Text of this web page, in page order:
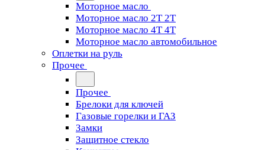
Моторное масло
Моторное масло 2Т 2T
Моторное масло 4Т 4T
Моторное масло автомобильное
Оплетки на руль
Прочее
Прочее
Брелоки для ключей
Газовые горелки и ГАЗ
Замки
Защитное стекло